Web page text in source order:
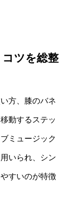
ツを総整
方、膝のバネ
動するステッ
ミュージック
いられ、シン
すいのが特徴